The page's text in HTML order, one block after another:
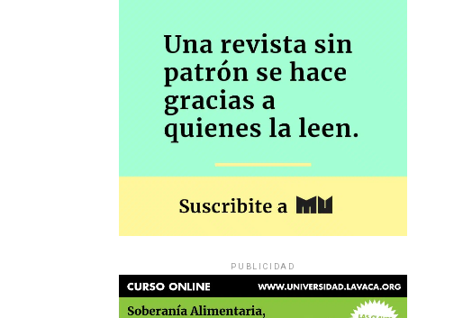
PUBLICIDAD